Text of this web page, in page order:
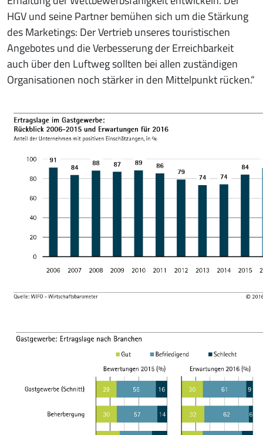
HGV und seine Partner bemühen sich um die Stärkung
des Marketings: Der Vertrieb unseres touristischen
Angebotes und die Verbesserung der Erreichbarkeit
auch über den Luftweg sollten bei allen zuständigen
Organisationen noch stärker in den Mittelpunkt rücken.“